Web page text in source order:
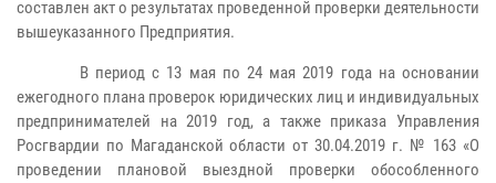
составлен акт о результатах проведенной проверки деятельности
вышеуказанного Предприятия.
В период с 13 мая по 24 мая 2019 года на основании
ежегодного плана проверок юридических лиц и индивидуальных
предпринимателей на 2019 год, а также приказа Управления
Росгвардии по Магаданской области от 30.04.2019 г. № 163 «О
проведении плановой выездной проверки обособленного